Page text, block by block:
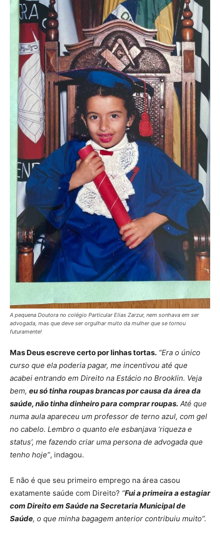
A pequena Doutora no colégio Particular Elias Zarzur, nem sonhava em ser
advogada, mas que deve ser orgulhar muito da mulher que se tornou
futuramente!
Mas Deus escreve certo por linhas tortas. “Era o único
curso que ela poderia pagar, me incentivou até que
acabei entrando em Direito na Estácio no Brooklin. Veja
bem, eu só tinha roupas brancas por causa da área da
saúde, não tinha dinheiro para comprar roupas. Até que
numa aula apareceu um professor de terno azul, com gel
no cabelo. Lembro o quanto ele esbanjava ‘riqueza e
status’, me fazendo criar uma persona de advogada que
tenho hoje”, indagou.
E não é que seu primeiro emprego na área casou
exatamente saúde com Direito? “Fui a primeira a estagiar
com Direito em Saúde na Secretaria Municipal de
Saúde, o que minha bagagem anterior contribuiu muito”.